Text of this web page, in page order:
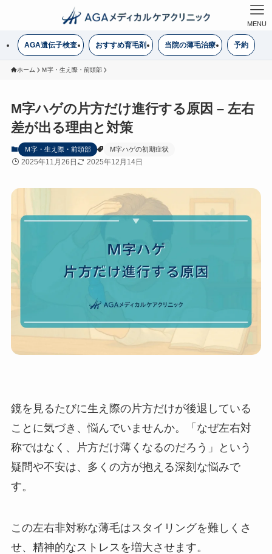
MENU
AGA遺伝子検査 おすすめ育毛剤 当院の薄毛治療 予約
ホーム Ｍ字・生え際・前頭部
M字ハゲの片方だけ進行する原因 – 左右
差が出る理由と対策
Ｍ字・生え際・前頭部 M字ハゲの初期症状
2025年11月26日 2025年12月14日
鏡を見るたびに生え際の片方だけが後退している
ことに気づき、悩んでいませんか。「なぜ左右対
称ではなく、片方だけ薄くなるのだろう」という
疑問や不安は、多くの方が抱える深刻な悩みで
す。
この左右非対称な薄毛はスタイリングを難しくさ
せ、精神的なストレスを増大させます。